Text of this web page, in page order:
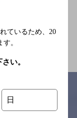
ているため、 20
。
い。
日